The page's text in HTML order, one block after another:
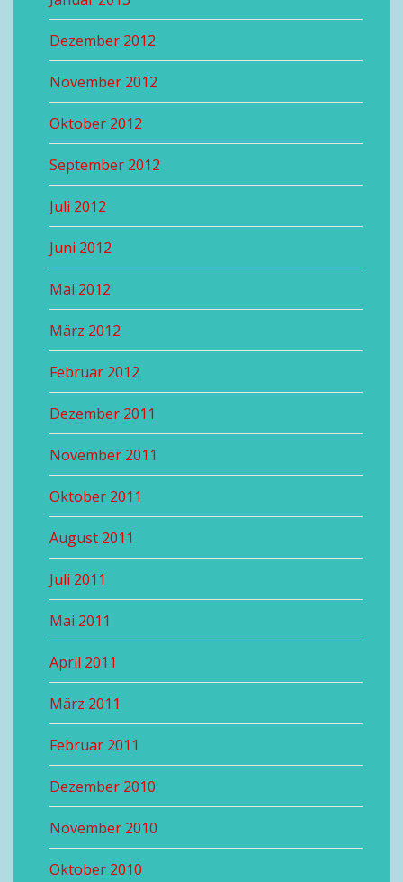
Dezember 2012
November 2012
Oktober 2012
September 2012
Juli 2012
Juni 2012
Mai 2012
März 2012
Februar 2012
Dezember 2011
November 2011
Oktober 2011
August 2011
Juli 2011
Mai 2011
April 2011
März 2011
Februar 2011
Dezember 2010
November 2010
Oktober 2010